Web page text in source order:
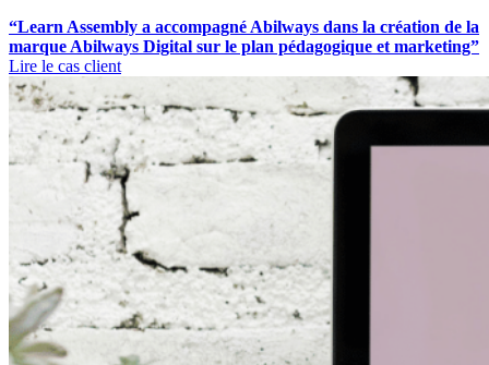
“Learn Assembly a accompagné Abilways dans la création de la
marque Abilways Digital sur le plan pédagogique et marketing”
Lire le cas client